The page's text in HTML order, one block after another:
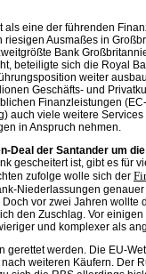
als eine der führenden
Ausmaßes in
Bank
beteiligte sich die Royal
weiter
Geschäfts- und
Finanzleistungen
auch viele weitere
in Anspruch nehmen.
Deal der Santander um
gescheitert ist, gibt es für
zufolge wolle sich der
Niederlassungen
vor zwei Jahren
den Zuschlag. Vor
und komplexer als
werden. Die EU-
weiteren Käufern. Der